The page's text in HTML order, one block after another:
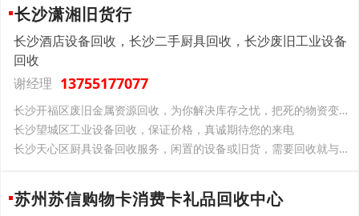
长沙潇湘旧货行
长沙酒店设备回收，长沙二手厨具回收，长沙废旧工业设备
回收
谢经理 13755177077
长沙开福区废旧金属资源回收，为你解决库存之忧，把死的物资变成现金
长沙望城区工业设备回收，保证价格，真诚期待您的来电
长沙天心区厨具设备回收服务，闲置的设备或旧货，需要回收就与我们联系
苏州苏信购物卡消费卡礼品回收中心